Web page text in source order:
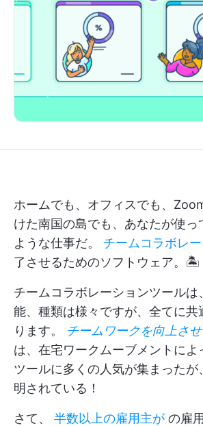
ホームでも、オフィスでも、
けた南国の島でも、あなたが使っ
ような仕事だ。 チームコラボレ
了させるためのソフトウェア。🏝
チームコラボレーションツールは
能、種類は様々ですが、全てに共
ります。 チームワークを向上さ
は、在宅ワークムーブメントによ
ツールに多くの人気が集まったが
明されている！
さて、 半数以上の雇用主が の雇